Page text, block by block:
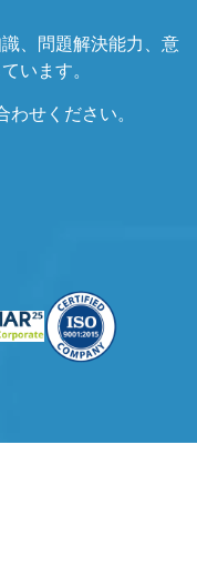
、問題解決能力、意
います。
せください。